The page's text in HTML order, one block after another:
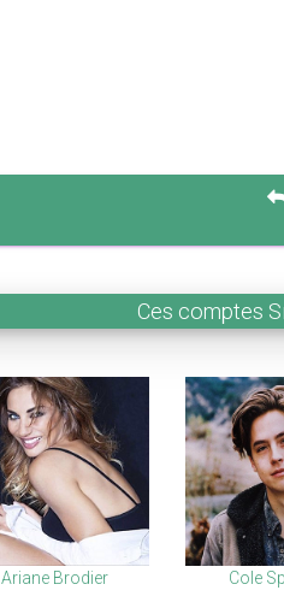
Ces comptes
Ariane Brodier Cole